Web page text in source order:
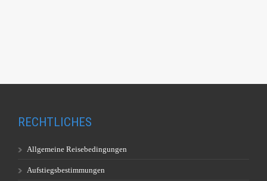
RECHTLICHES
Allgemeine Reisebedingungen
Aufstiegsbestimmungen